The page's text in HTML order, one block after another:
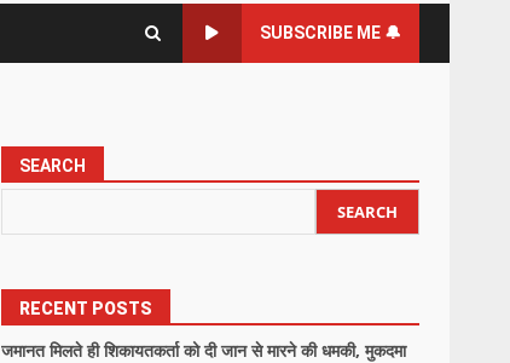
SUBSCRIBE ME 🔔
SEARCH
SEARCH
RECENT POSTS
जमानत मिलते ही शिकायतकर्ता को दी जान से मारने की धमकी, मुकदमा